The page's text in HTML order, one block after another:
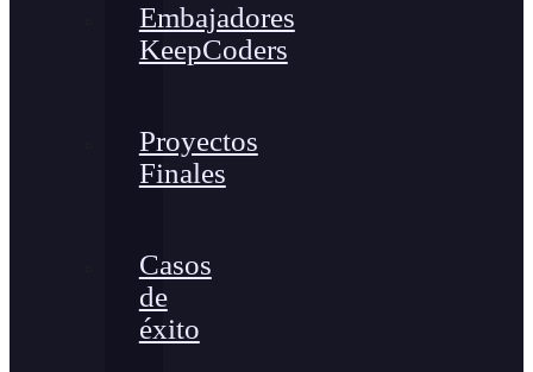
Embajadores
KeepCoders
Proyectos
Finales
Casos
de
éxito